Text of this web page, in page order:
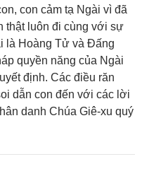
con cảm tạ Ngài vì đã
thật luôn đi cùng với sự
là Hoàng Tử và Đấng
quyền năng của Ngài
định. Các điều răn
dẫn con đến với các lời
danh Chúa Giê-xu quý